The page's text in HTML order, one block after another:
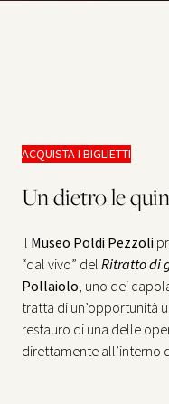
ACQUISTA I BIGLIETTI
Un dietro le
Il Museo Poldi Pezzoli
“dal vivo” del Ritratto di
Pollaiolo , uno dei
tratta di un’opportunità
restauro di una delle
direttamente all’interno